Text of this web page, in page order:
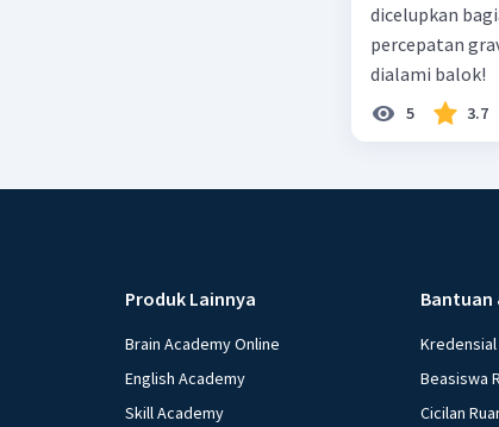
dicelupkan
percepatan
dialami balok!
5 3.7
Produk Lainnya
Brain Academy Online
English Academy
Skill Academy
Bantuan
Kredensial
Beasiswa
Cicilan